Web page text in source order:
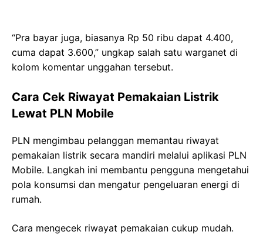
“Pra bayar juga, biasanya Rp 50 ribu dapat 4.400,
cuma dapat 3.600,” ungkap salah satu warganet di
kolom komentar unggahan tersebut.
Cara Cek Riwayat Pemakaian Listrik
Lewat PLN Mobile
PLN mengimbau pelanggan memantau riwayat
pemakaian listrik secara mandiri melalui aplikasi PLN
Mobile. Langkah ini membantu pengguna mengetahui
pola konsumsi dan mengatur pengeluaran energi di
rumah.
Cara mengecek riwayat pemakaian cukup mudah.